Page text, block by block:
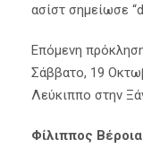
ασίστ σημείωσε
Επόμενη
Σάββατο, 19
Λεύκιππο στην
Φίλιππος